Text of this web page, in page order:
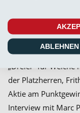
wurde von unserer
aufgenommen, gilt
auf den Meistertitel.
„Dreier“ für Weiche
der Platzherren,
Aktie am
Interview mit Marc
ABLEHNEN